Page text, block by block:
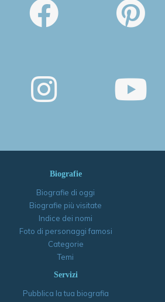
Biografie
Biografie di oggi
Biografie più visitate
Indice dei nomi
Foto di personaggi famosi
Categorie
Temi
Servizi
Pubblica la tua biografia